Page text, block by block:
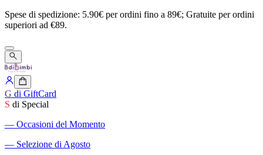
Spese di spedizione: 5.90€ perordini fino a 89€; Gratuite perordini
superiori ad €89.
G di GiftCard
S di Special
― Occasioni del Momento
― Selezione di Agosto